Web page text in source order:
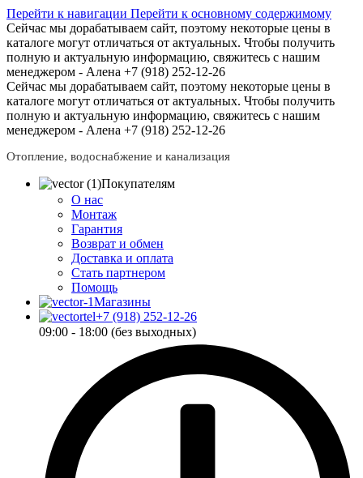
Перейти к навигации Перейти к основному содержимому
Сейчас мы дорабатываем сайт, поэтому некоторые цены в
каталоге могут отличаться от актуальных. Чтобы получить
полную и актуальную информацию, свяжитесь с нашим
менеджером - Алена +7 (918) 252-12-26
Сейчас мы дорабатываем сайт, поэтому некоторые цены в
каталоге могут отличаться от актуальных. Чтобы получить
полную и актуальную информацию, свяжитесь с нашим
менеджером - Алена +7 (918) 252-12-26
Отопление, водоснабжение и канализация
Покупателям
О нас
Монтаж
Гарантия
Возврат и обмен
Доставка и оплата
Стать партнером
Помощь
Магазины
+7 (918) 252-12-26
09:00 - 18:00 (без выходных)